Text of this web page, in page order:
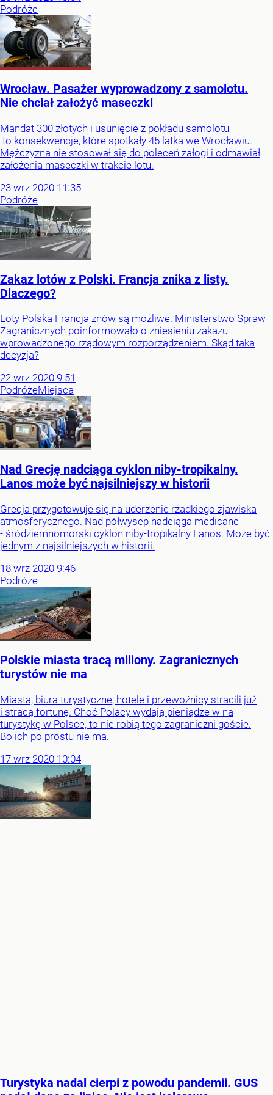
Podróże
Wrocław. Pasażer wyprowadzony z samolotu.
Nie chciał założyć maseczki
Mandat 300 złotych i usunięcie z pokładu samolotu –
to konsekwencje, które spotkały 45 latka we Wrocławiu.
Mężczyzna nie stosował się do poleceń załogi i odmawiał
założenia maseczki w trakcie lotu.
23 wrz 2020 11:35
Podróże
Zakaz lotów z Polski. Francja znika z listy.
Dlaczego?
Loty Polska Francja znów są możliwe. Ministerstwo Spraw
Zagranicznych poinformowało o zniesieniu zakazu
wprowadzonego rządowym rozporządzeniem. Skąd taka
decyzja?
22 wrz 2020 9:51
PodróżeMiejsca
Nad Grecję nadciąga cyklon niby-tropikalny.
Lanos może być najsilniejszy w historii
Grecja przygotowuje się na uderzenie rzadkiego zjawiska
atmosferycznego. Nad półwysep nadciąga medicane
- śródziemnomorski cyklon niby-tropikalny Lanos. Może być
jednym z najsilniejszych w historii.
18 wrz 2020 9:46
Podróże
Polskie miasta tracą miliony. Zagranicznych
turystów nie ma
Miasta, biura turystyczne, hotele i przewoźnicy stracili już
i stracą fortunę. Choć Polacy wydają pieniądze w na
turystykę w Polsce, to nie robią tego zagraniczni goście.
Bo ich po prostu nie ma.
17 wrz 2020 10:04
Turystyka nadal cierpi z powodu pandemii. GUS